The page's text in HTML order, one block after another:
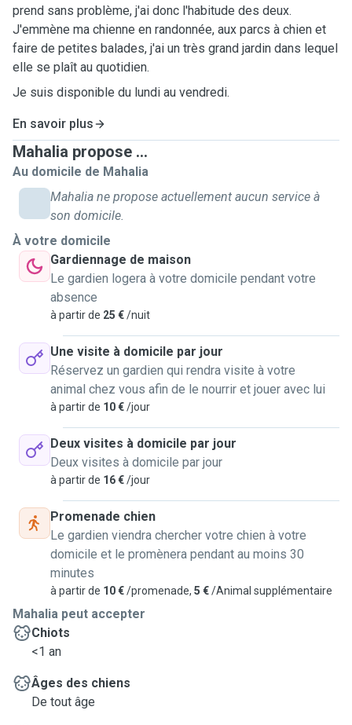
prend sans problème, j'ai donc l'habitude des deux.
J'emmène ma chienne en randonnée, aux parcs à chien et
faire de petites balades, j'ai un très grand jardin dans lequel
elle se plaît au quotidien.
Je suis disponible du lundi au vendredi.
En savoir plus
Mahalia propose ...
Au domicile de Mahalia
Mahalia ne propose actuellement aucun service à
son domicile.
À votre domicile
Gardiennage de maison
Le gardien logera à votre domicile pendant votre
absence
à partir de 25 €/nuit
Une visite à domicile par jour
Réservez un gardien qui rendra visite à votre
animal chez vous afin de le nourrir et jouer avec lui
à partir de 10 €/jour
Deux visites à domicile par jour
Deux visites à domicile par jour
à partir de 16 €/jour
Promenade chien
Le gardien viendra chercher votre chien à votre
domicile et le promènera pendant au moins 30
minutes
à partir de 10 €/promenade, 5 €/Animal supplémentaire
Mahalia peut accepter
Chiots
<1 an
Âges des chiens
De tout âge